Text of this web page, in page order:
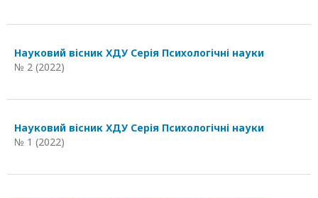
Науковий вісник ХДУ Серія Психологічні науки
№ 2 (2022)
Науковий вісник ХДУ Серія Психологічні науки
№ 1 (2022)